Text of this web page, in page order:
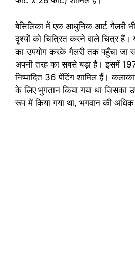
बेसिलिका में एक आधुनिक आर्ट गैलरी भी
दृश्यों को चित्रित करने वाले चित्र हैं।
का उपयोग करके गैलरी तक पहुँचा जा
अपनी तरह का सबसे बड़ा है। इसमें
निष्पादित 36 पेंटिंग शामिल हैं।
के लिए भुगतान किया गया था जिसका
रूप में किया गया था, भगवान की अधिक